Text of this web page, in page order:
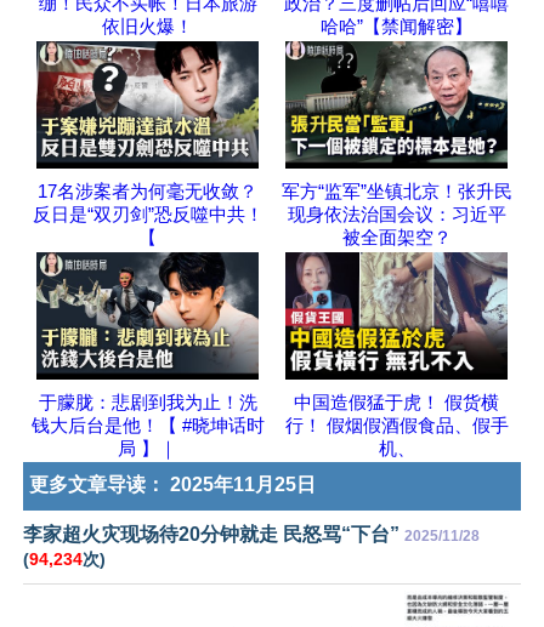
依旧火爆！
哈哈”【禁闻解密】
17名涉案者为何毫无收敛？
反日是“双刃剑”恐反噬中共！
【
军方“监军”坐镇北京！张升民
现身依法治国会议：习近平
被全面架空？
于朦胧：悲剧到我为止！洗
钱大后台是他！【 #晓坤话时
局 】｜
中国造假猛于虎！ 假货横
行！ 假烟假酒假食品、假手
机、
更多文章导读： 2025年11月25日
李家超火灾现场待20分钟就走 民怒骂“下台” 2025/11/28
(94,234次)